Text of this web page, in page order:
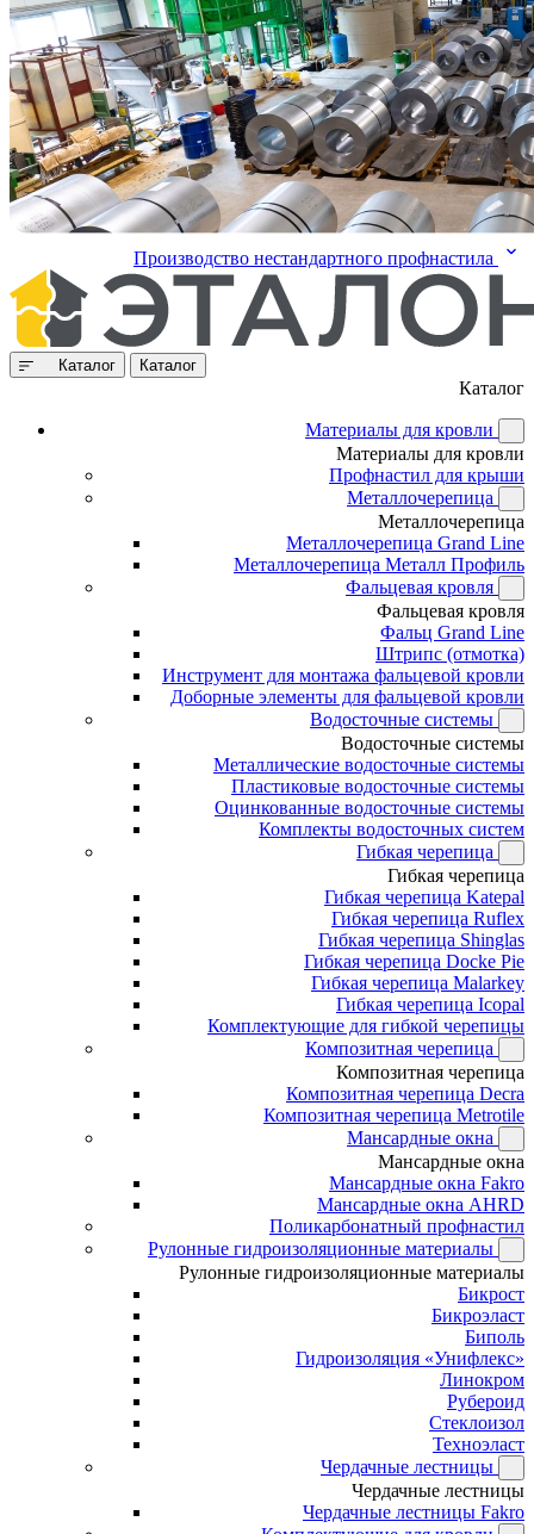
Производство нестандартного профнастила
Каталог Каталог
Каталог
Материалы для кровли
Материалы для кровли
Профнастил для крыши
Металлочерепица
Металлочерепица
Металлочерепица Grand Line
Металлочерепица Металл Профиль
Фальцевая кровля
Фальцевая кровля
Фальц Grand Line
Штрипс (отмотка)
Инструмент для монтажа фальцевой кровли
Доборные элементы для фальцевой кровли
Водосточные системы
Водосточные системы
Металлические водосточные системы
Пластиковые водосточные системы
Оцинкованные водосточные системы
Комплекты водосточных систем
Гибкая черепица
Гибкая черепица
Гибкая черепица Katepal
Гибкая черепица Ruflex
Гибкая черепица Shinglas
Гибкая черепица Docke Pie
Гибкая черепица Malarkey
Гибкая черепица Icopal
Комплектующие для гибкой черепицы
Композитная черепица
Композитная черепица
Композитная черепица Decra
Композитная черепица Metrotile
Мансардные окна
Мансардные окна
Мансардные окна Fakro
Мансардные окна AHRD
Поликарбонатный профнастил
Рулонные гидроизоляционные материалы
Рулонные гидроизоляционные материалы
Бикрост
Бикроэласт
Биполь
Гидроизоляция «Унифлекс»
Линокром
Рубероид
Стеклоизол
Техноэласт
Чердачные лестницы
Чердачные лестницы
Чердачные лестницы Fakro